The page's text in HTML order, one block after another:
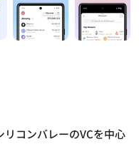
コンバレーのVCを中心